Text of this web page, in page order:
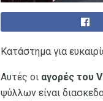
Κατάστημα για
Αυτές οι αγορές του
ψύλλων είναι